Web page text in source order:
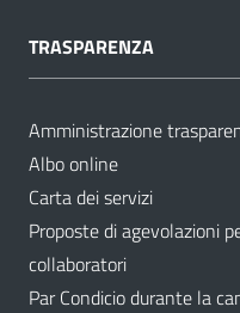
TRASPARENZA
Amministrazione
Albo online
Carta dei servizi
Proposte di agevolazioni
collaboratori
Par Condicio durante la